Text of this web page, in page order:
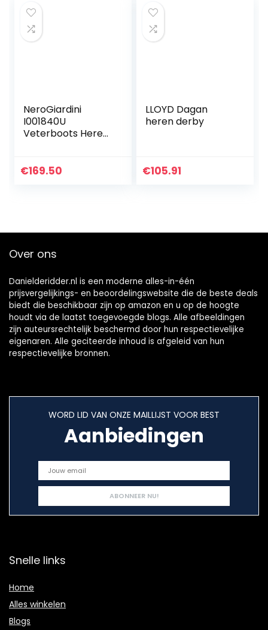
NeroGiardini
I001840U
Veterboots Heren
€169.50
LLOYD Dagan
heren derby
€105.91
Over ons
Danielderidder.nl is een moderne alles-in-één
prijsvergelijkings- en beoordelingswebsite die de beste deals
biedt die beschikbaar zijn op amazon en u op de hoogte
houdt via de laatst toegevoegde blogs. Alle afbeeldingen
zijn auteursrechtelijk beschermd door hun respectievelijke
eigenaren. Alle geciteerde inhoud is afgeleid van hun
respectievelijke bronnen.
WORD LID VAN ONZE MAILLIJST VOOR BEST
Aanbiedingen
Snelle links
Home
Alles winkelen
Blogs